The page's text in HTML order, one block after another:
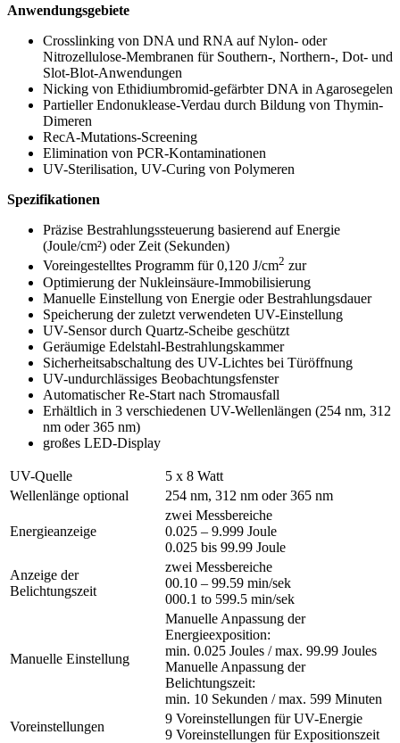
Anwendungsgebiete
Crosslinking von DNA und RNA auf Nylon- oder
Nitrozellulose-Membranen für Southern-, Northern-, Dot- und
Slot-Blot-Anwendungen
Nicking von Ethidiumbromid-gefärbter DNA in Agarosegelen
Partieller Endonuklease-Verdau durch Bildung von Thymin-
Dimeren
RecA-Mutations-Screening
Elimination von PCR-Kontaminationen
UV-Sterilisation, UV-Curing von Polymeren
Spezifikationen
Präzise Bestrahlungssteuerung basierend auf Energie
(Joule/cm²) oder Zeit (Sekunden)
Voreingestelltes Programm für 0,120 J/cm2 zur
Optimierung der Nukleinsäure-Immobilisierung
Manuelle Einstellung von Energie oder Bestrahlungsdauer
Speicherung der zuletzt verwendeten UV-Einstellung
UV-Sensor durch Quartz-Scheibe geschützt
Geräumige Edelstahl-Bestrahlungskammer
Sicherheitsabschaltung des UV-Lichtes bei Türöffnung
UV-undurchlässiges Beobachtungsfenster
Automatischer Re-Start nach Stromausfall
Erhältlich in 3 verschiedenen UV-Wellenlängen (254 nm, 312
nm oder 365 nm)
großes LED-Display
UV-Quelle
5 x 8 Watt
Wellenlänge optional
254 nm, 312 nm oder 365 nm
Energieanzeige
zwei Messbereiche
0.025 – 9.999 Joule
0.025 bis 99.99 Joule
Anzeige der
Belichtungszeit
zwei Messbereiche
00.10 – 99.59 min/sek
000.1 to 599.5 min/sek
Manuelle Einstellung
Manuelle Anpassung der
Energieexposition:
min. 0.025 Joules / max. 99.99 Joules
Manuelle Anpassung der
Belichtungszeit:
min. 10 Sekunden / max. 599 Minuten
Voreinstellungen
9 Voreinstellungen für UV-Energie
9 Voreinstellungen für Expositionszeit